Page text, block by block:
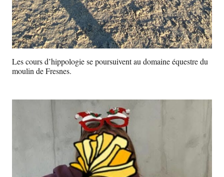
Les cours d’hippologie se poursuivent au domaine équestre du
moulin de Fresnes.